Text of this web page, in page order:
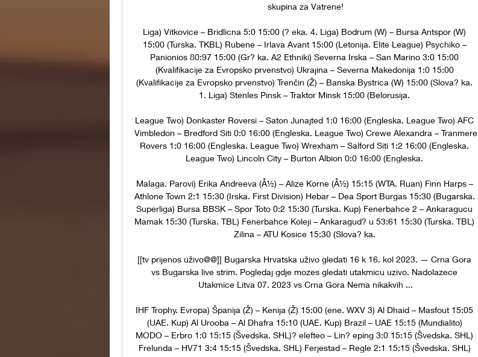
skupina za Vatrene!
Liga) Vitkovice – Bridlicna 5:0 15:00 (? eka. 4. Liga) Bodrum (W) – Bursa Antspor (W)
15:00 (Turska. TKBL) Rubene – Irlava Avant 15:00 (Letonija. Elite League) Psychiko –
Panionios 80:97 15:00 (Gr? ka. A2 Ethniki) Severna Irska – San Marino 3:0 15:00
(Kvalifikacije za Evropsko prvenstvo) Ukrajina – Severna Makedonija 1:0 15:00
(Kvalifikacije za Evropsko prvenstvo) Trenčin (Ž) – Banska Bystrica (W) 15:00 (Slova? ka.
1. Liga) Stenles Pinsk – Traktor Minsk 15:00 (Belorusija.
League Two) Donkaster Roversi – Saton Junajted 1:0 16:00 (Engleska. League Two) AFC
Vimbledon – Bredford Siti 0:0 16:00 (Engleska. League Two) Crewe Alexandra – Tranmere
Rovers 1:0 16:00 (Engleska. League Two) Wrexham – Salford Siti 1:2 16:00 (Engleska.
League Two) Lincoln City – Burton Albion 0:0 16:00 (Engleska.
Malaga. Parovi) Erika Andreeva (Å½) – Alize Korne (Å½) 15:15 (WTA. Ruan) Finn Harps –
Athlone Town 2:1 15:30 (Irska. First Division) Hebar – Dea Sport Burgas 15:30 (Bugarska.
Superliga) Bursa BBSK – Spor Toto 0:2 15:30 (Turska. Kup) Fenerbahce 2 – Ankaragucu
Mamak 15:30 (Turska. TBL) Fenerbahce Koleji – Ankaragud? u 53:61 15:30 (Turska. TBL)
Zilina – ATU Kosice 15:30 (Slova? ka.
[[tv prijenos uživo@@]] Bugarska Hrvatska uživo gledati 16 k 16. kol 2023. — Crna Gora
vs Bugarska live strim. Pogledaj gdje mozes gledati utakmicu uzivo. Nadolazece
Utakmice Litva 07. 2023 vs Crna Gora Nema nikakvih ...
IHF Trophy. Evropa) Španija (Ž) – Kenija (Ž) 15:00 (ene. WXV 3) Al Dhaid – Masfout 15:05
(UAE. Kup) Al Urooba – Al Dhafra 15:10 (UAE. Kup) Brazil – UAE 15:15 (Mundialito)
MODO – Erbro 1:0 15:15 (Švedska. SHL)? elefteo – Lin? eping 3:0 15:15 (Švedska. SHL)
Frelunda – HV71 3:4 15:15 (Švedska. SHL) Ferjestad – Regle 2:1 15:15 (Švedska. SHL)